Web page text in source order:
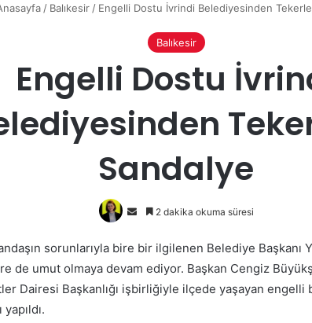
/ Balıkesir / Engelli Dostu İvrindi Belediyesinden
Balıkesir
Engelli Dostu
Sandalye
Bir
posta
göndermek
2 dakika okuma süresi
sorunlarıyla bire bir ilgilenen Belediye Başkanı
de umut olmaya devam ediyor. Başkan Cengiz
Dairesi Başkanlığı işbirliğiyle ilçede yaşayan